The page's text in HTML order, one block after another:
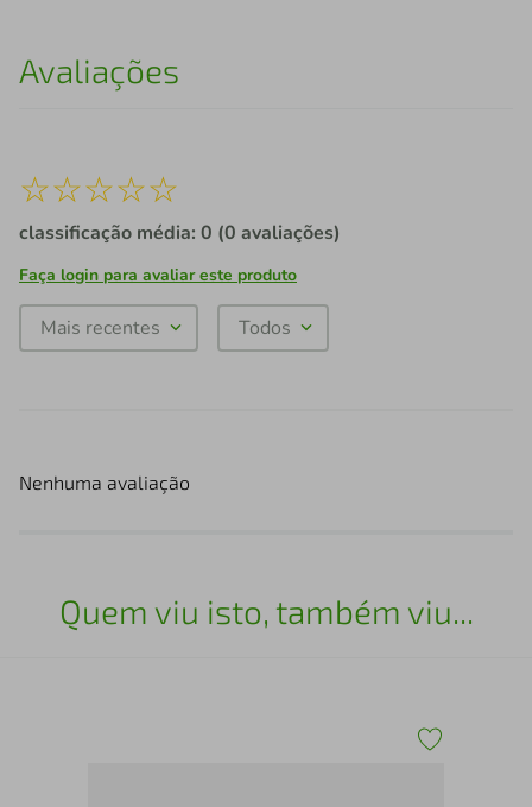
Avaliações
☆☆☆☆☆
classificação média: 0 (0 avaliações)
Faça login para avaliar este produto
Mais recentes Todos
Nenhuma avaliação
Quem viu isto, também viu...